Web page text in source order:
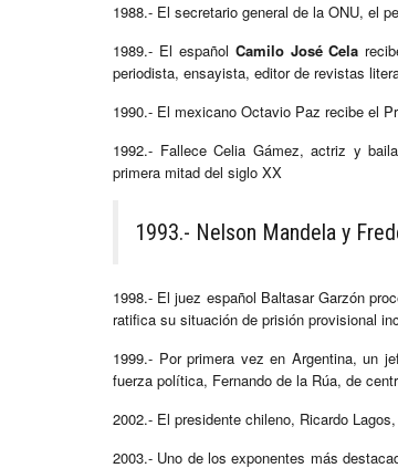
1988.- El secretario general de la ONU, el
1989.- El español Camilo José Cela
periodista, ensayista, editor de revistas
1990.- El mexicano Octavio Paz recibe el
1992.- Fallece Celia Gámez, actriz y
primera mitad del siglo XX
1993.- Nelson Mandela y
1998.- El juez español Baltasar Garzón
ratifica su situación de prisión provisional
1999.- Por primera vez en Argentina, un
fuerza política, Fernando de la Rúa, de
2002.- El presidente chileno, Ricardo
2003.- Uno de los exponentes más